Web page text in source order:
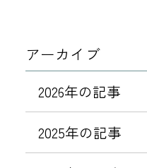
イ
ン
２
４
店
舗
アーカイブ
2026年の記事
2025年の記事